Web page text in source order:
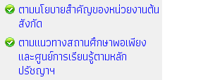
ตามนโยบายสำคัญของหน่วยงานต้น
สังกัด
ตามแนวทางสถานศึกษาพอเพียง
และศูนย์การเรียนรู้ตามหลัก
ปรัชญาฯ